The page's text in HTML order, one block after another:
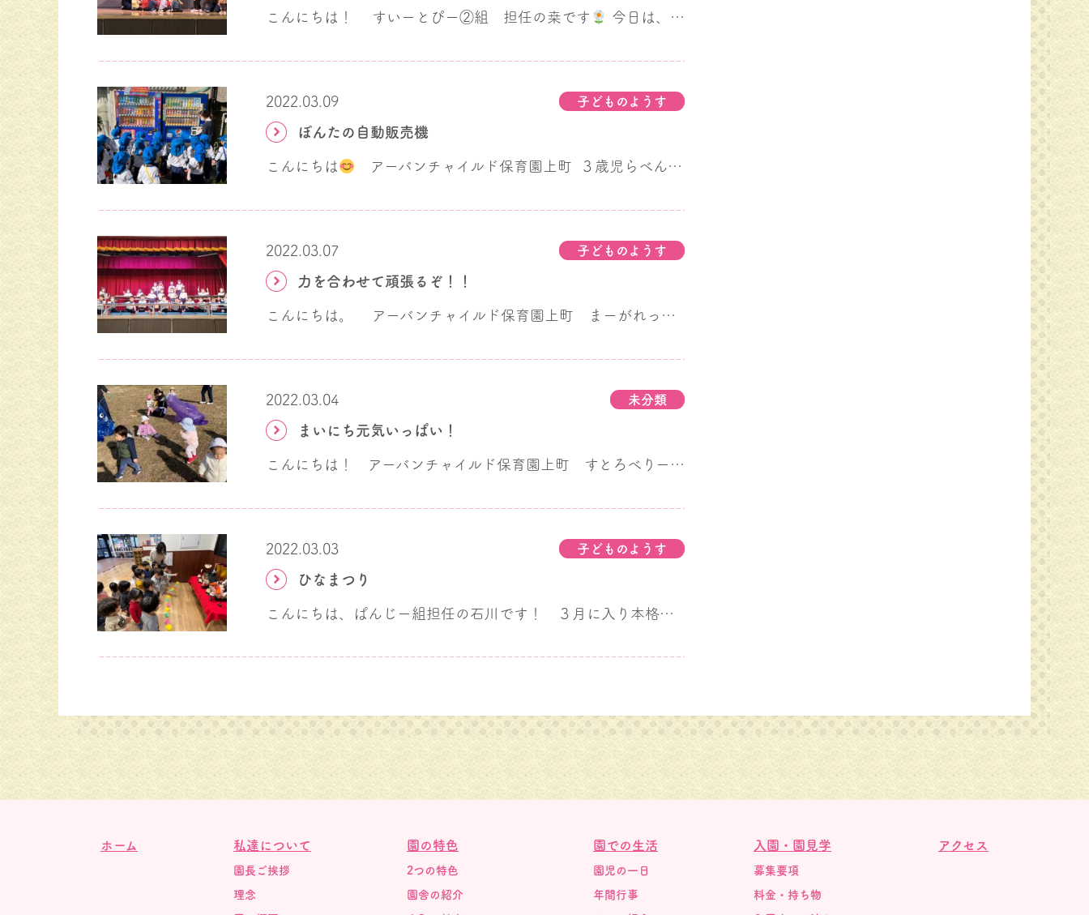
こんにちは！ すいーとぴー②組 担任の桒です 今日は、すいーとぴー②組の生活発表会でした！ 今週に入ってからは、劇あそびをするたびに、「今日はママとパパ来る日？」と心待ちにしていた子どもたち
2022.03.09 子どものようす
ぽんたの自動販売機
こんにちは アーバンチャイルド保育園上町 ３歳児らべんだー組担任の岡です！ 少しずつ暖かい日が多くなってきて、春がすぐそこまで近づいてきていますね
2022.03.07 子どものようす
力を合わせて頑張るぞ！！
こんにちは。 アーバンチャイルド保育園上町 まーがれっと・こすもす組 担任の緒方です。 暖かい日と寒い日を繰り返しながら、春が少しずつ近づいてきていますね。 屋上のイチゴの苗も花が咲き始めています。 ４月から鍵盤ハーモニカを吹いたり、カスタネットでリズム打ちの練習をしてきました。 始めは、ドの位置を知ることから始まり、ドレミを使った簡単な曲を吹き、少しづつみんなで音を揃えていくことにチャレンジしてきました。 リズム打ちでは、なかなか音が揃わず、何度も何度も繰り返しカスタネットをたたいてきました。 最近は発表会の練習を毎日頑張っています。 …そして、今月みんなで一つの曲を仕上げることができてきました。 まだ、自信がないところもありますが、たくさん練習してきたことを楽しんで、力を出してくれたらと思います。 (
2022.03.04 未分類
まいにち元気いっぱい！
こんにちは！︎ アーバンチャイルド保育園上町 すとろべりー組 担任の井上です。 今年度も残すところあと少し。寒い日
2022.03.03 子どものようす
ひなまつり
こんにちは、ぱんじー組担任の石川です！ ３月に入り本格的な春が近づいてきましたね という
ホーム 私達について
園長ご挨拶
理念
園の特色
2つの特色
園舎の紹介
園での生活
園児の一日
年間行事
入園・園見学
募集要項
料金・持ち物
アクセス